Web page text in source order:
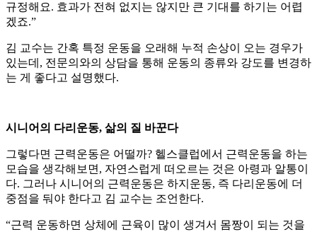
규정해요. 효과가 전혀 없지는 않지만 큰 기대를 하기는 어렵
겠죠.”
김 교수는 간혹 특정 운동을 오래해 누적 손상이 오는 경우가
있는데, 전문의와의 상담을 통해 운동의 종류와 강도를 변경하
는 게 좋다고 설명했다.
시니어의 다리운동, 삶의 질 바꾼다
그렇다면 근력운동은 어떨까? 헬스클럽에서 근력운동을 하는
모습을 생각해보면, 자연스럽게 떠오르는 것은 아령과 알통이
다. 그러나 시니어의 근력운동은 하지운동, 즉 다리운동에 더
중점을 둬야 한다고 김 교수는 조언한다.
“근력 운동하면 상체에 근육이 많이 생겨서 몸짱이 되는 것을